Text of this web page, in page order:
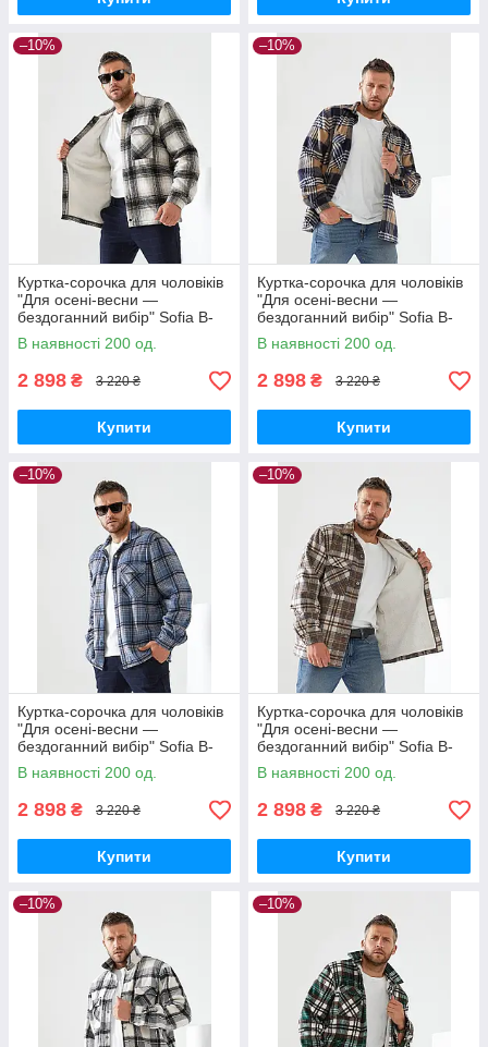
–10%
Куртка-сорочка для чоловіків
"Для осені-весни —
бездоганний вибір" Sofia B-
305 XL, Чорний
В наявності 200 од.
2 898 ₴ 3 220 ₴
Купити
–10%
Куртка-сорочка для чоловіків
"Для осені-весни —
бездоганний вибір" Sofia B-
305 XL, Пудра
В наявності 200 од.
2 898 ₴ 3 220 ₴
Купити
–10%
Куртка-сорочка для чоловіків
"Для осені-весни —
бездоганний вибір" Sofia B-
305 XXL, Джинс
В наявності 200 од.
2 898 ₴ 3 220 ₴
Купити
–10%
Куртка-сорочка для чоловіків
"Для осені-весни —
бездоганний вибір" Sofia B-
305 XXL, Коричневий
В наявності 200 од.
2 898 ₴ 3 220 ₴
Купити
–10% –10%